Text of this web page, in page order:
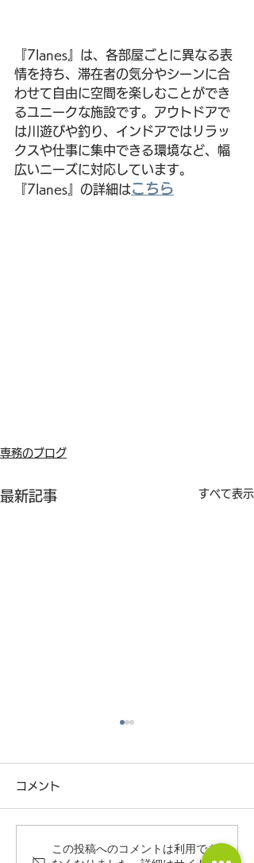
『7lanes』は、各部屋ごとに異なる表
情を持ち、滞在者の気分やシーンに合
わせて自由に空間を楽しむことができ
るユニークな施設です。アウトドアで
は川遊びや釣り、インドアではリラッ
クスや仕事に集中できる環境など、幅
広いニーズに対応しています。
『7lanes』の詳細はこちら
専務のブログ
最新記事 すべて表示
少子化時代の住宅未来予
コメント
この投稿へのコメントは利用でき